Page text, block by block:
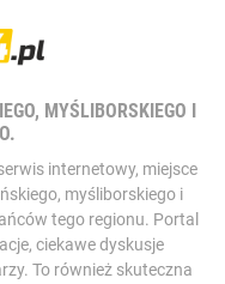
MYŚLIBORSKIEGO I
internetowy, miejsce
myśliborskiego i
tego regionu. Portal
ciekawe dyskusje
To również skuteczna